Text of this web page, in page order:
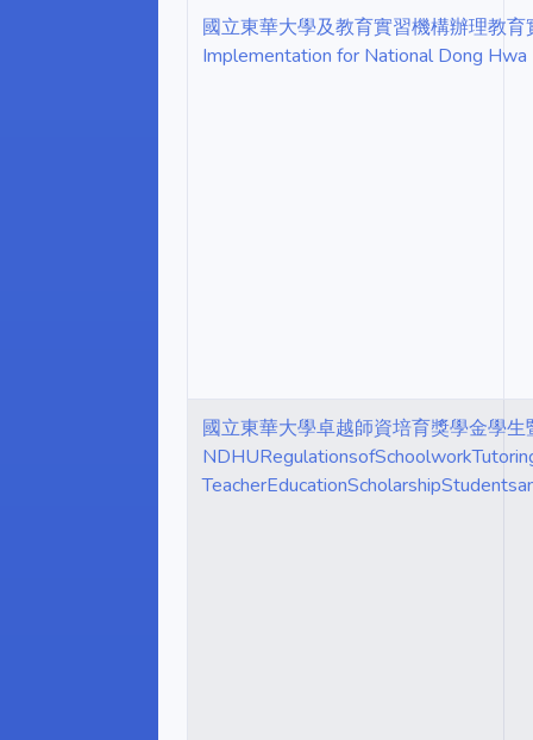
國立東華大學及教育實習機構辦理教
Implementation for National Dong
國立東華大學卓越師資培育獎學金學